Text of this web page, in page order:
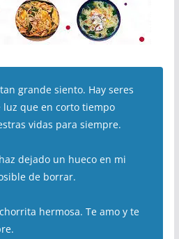
grande siento. Hay seres
luz que en corto tiempo
vidas para siempre.
dejado un hueco en mi
de borrar.
hermosa. Te amo y te